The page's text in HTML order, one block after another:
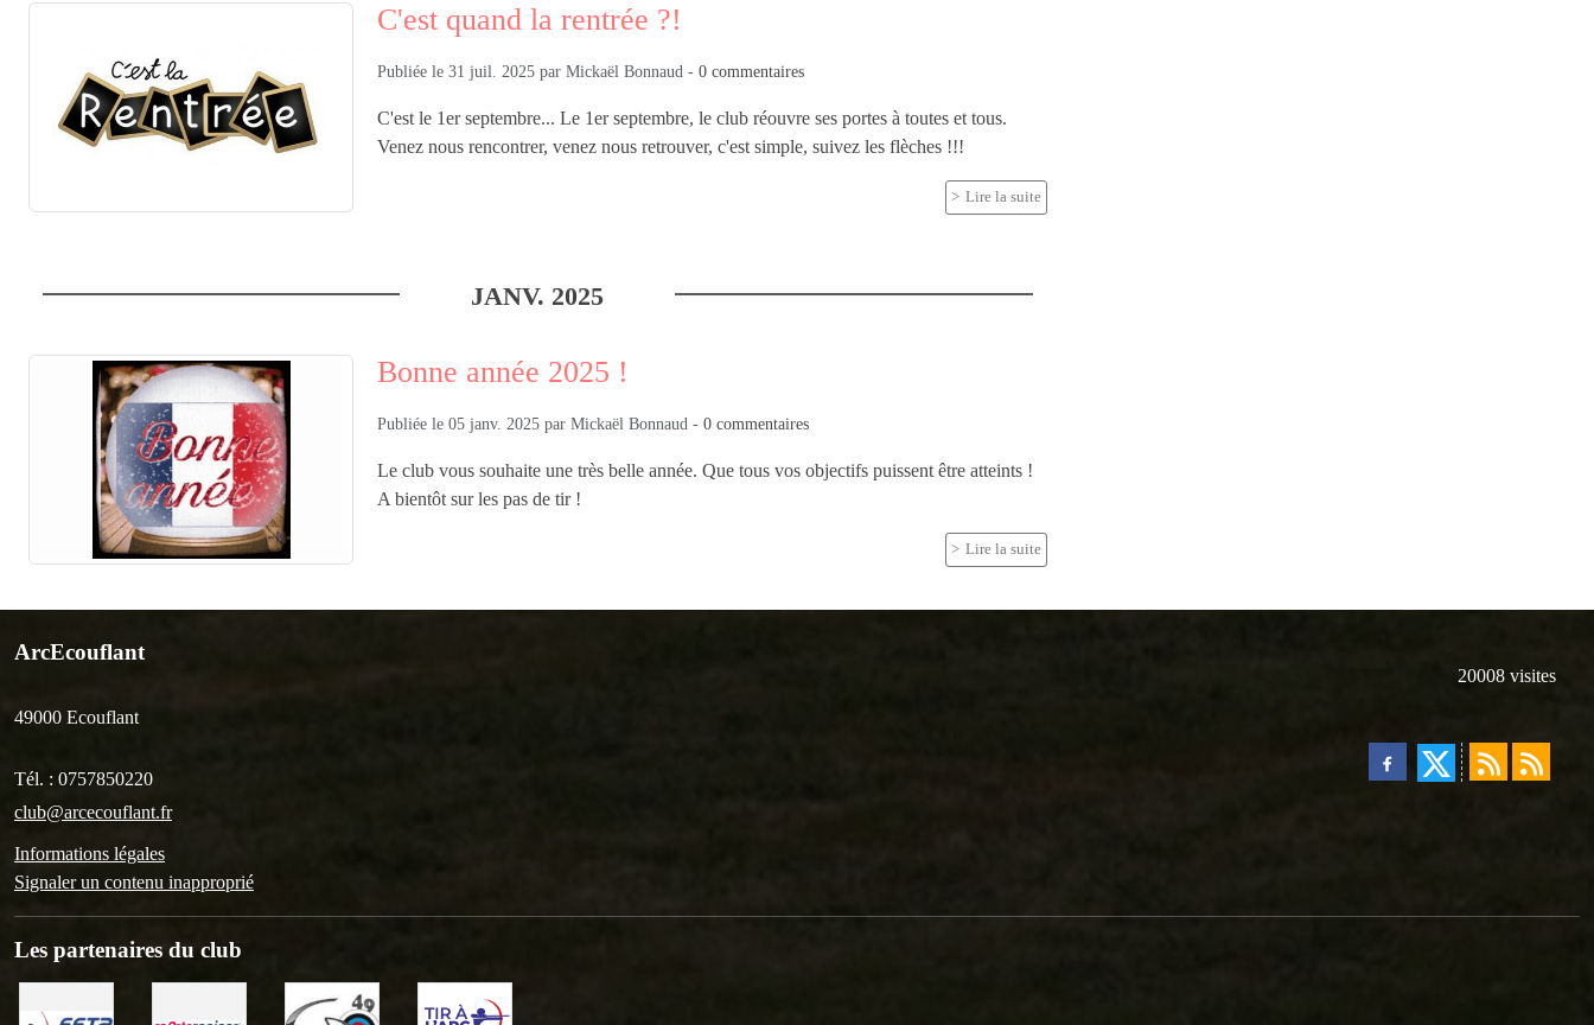
C'est quand la rentrée ?!
Publiée le31 juil. 2025 parMickaël Bonnaud -0 commentaires
C'est le 1er septembre... Le 1er septembre, le club réouvre ses portes à toutes et tous.
Venez nous rencontrer, venez nous retrouver, c'est simple, suivez les flèches !!!
Lire la suite
JANV. 2025
Bonne année 2025 !
Publiée le05 janv. 2025 parMickaël Bonnaud -0 commentaires
Le club vous souhaite une très belle année. Que tous vos objectifs puissent être atteints !
A bientôt sur les pas de tir !
Lire la suite
ArcEcouflant
49000 Ecouflant
Tél. : 0757850220
club@arcecouflant.fr
Informations légales
Signaler un contenu inapproprié
20008 visites
Les partenaires du club